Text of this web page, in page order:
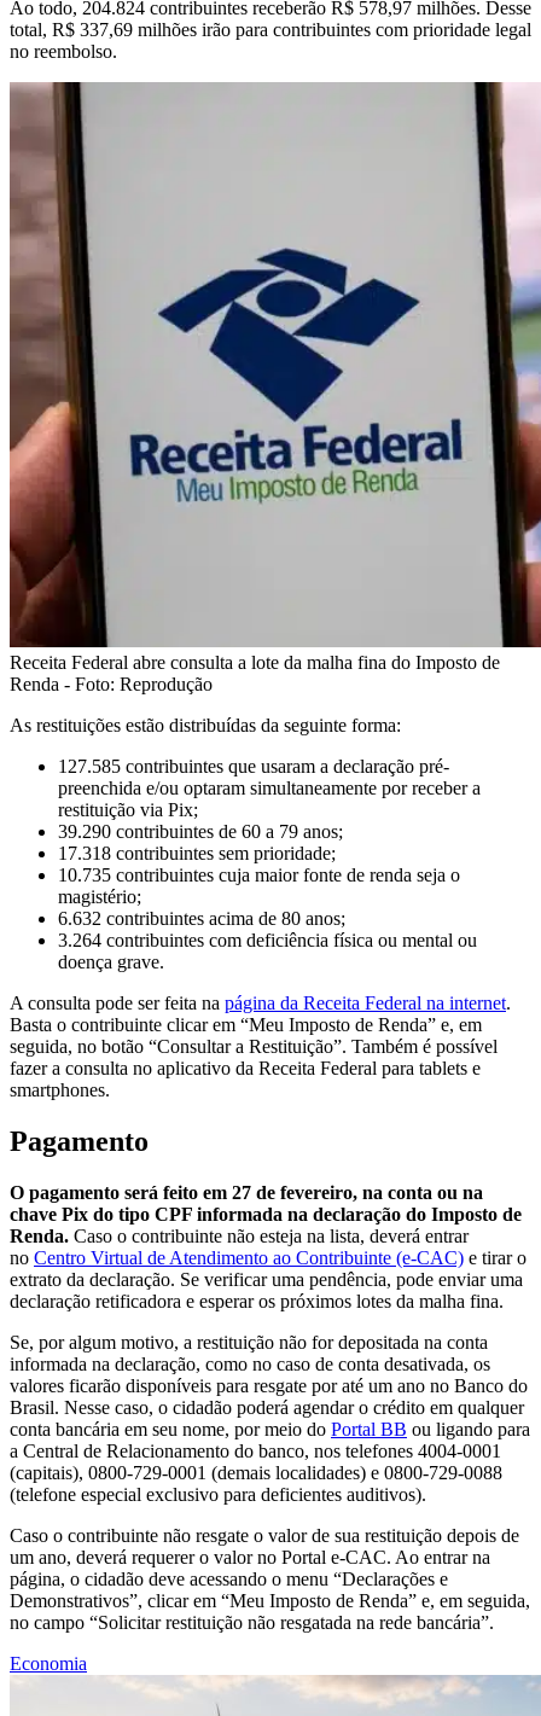
Ao todo, 204.824 contribuintes receberão R$ 578,97 milhões. Desse
total, R$ 337,69 milhões irão para contribuintes com prioridade legal
no reembolso.
Receita Federal abre consulta a lote da malha fina do Imposto de
Renda - Foto: Reprodução
As restituições estão distribuídas da seguinte forma:
127.585 contribuintes que usaram a declaração pré-
preenchida e/ou optaram simultaneamente por receber a
restituição via Pix;
39.290 contribuintes de 60 a 79 anos;
17.318 contribuintes sem prioridade;
10.735 contribuintes cuja maior fonte de renda seja o
magistério;
6.632 contribuintes acima de 80 anos;
3.264 contribuintes com deficiência física ou mental ou
doença grave.
A consulta pode ser feita na página da Receita Federal na internet.
Basta o contribuinte clicar em “Meu Imposto de Renda” e, em
seguida, no botão “Consultar a Restituição”. Também é possível
fazer a consulta no aplicativo da Receita Federal para tablets e
smartphones.
Pagamento
O pagamento será feito em 27 de fevereiro, na conta ou na
chave Pix do tipo CPF informada na declaração do Imposto de
Renda. Caso o contribuinte não esteja na lista, deverá entrar
no Centro Virtual de Atendimento ao Contribuinte (e-CAC) e tirar o
extrato da declaração. Se verificar uma pendência, pode enviar uma
declaração retificadora e esperar os próximos lotes da malha fina.
Se, por algum motivo, a restituição não for depositada na conta
informada na declaração, como no caso de conta desativada, os
valores ficarão disponíveis para resgate por até um ano no Banco do
Brasil. Nesse caso, o cidadão poderá agendar o crédito em qualquer
conta bancária em seu nome, por meio do Portal BB ou ligando para
a Central de Relacionamento do banco, nos telefones 4004-0001
(capitais), 0800-729-0001 (demais localidades) e 0800-729-0088
(telefone especial exclusivo para deficientes auditivos).
Caso o contribuinte não resgate o valor de sua restituição depois de
um ano, deverá requerer o valor no Portal e-CAC. Ao entrar na
página, o cidadão deve acessando o menu “Declarações e
Demonstrativos”, clicar em “Meu Imposto de Renda” e, em seguida,
no campo “Solicitar restituição não resgatada na rede bancária”.
Economia